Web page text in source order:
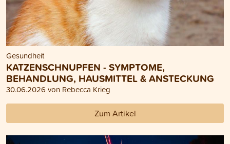
Gesundheit
KATZENSCHNUPFEN - SYMPTOME,
BEHANDLUNG, HAUSMITTEL & ANSTECKUNG
30.06.2026 von Rebecca Krieg
Zum Artikel